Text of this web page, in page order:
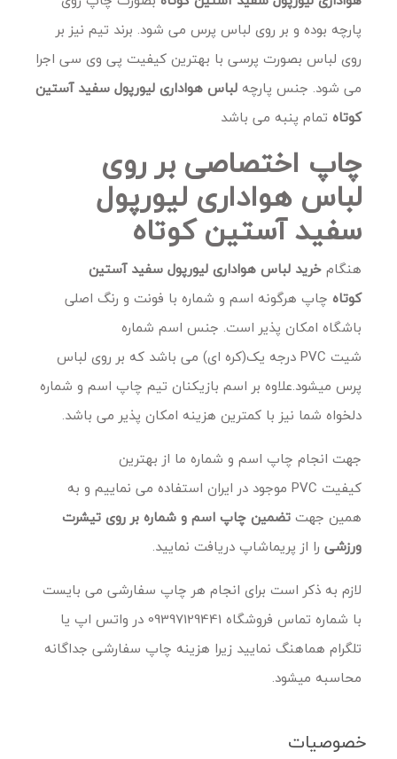
پارچه بوده و بر روی لباس پرس می شود. برند تیم نیز بر
روی لباس بصورت پرسی با بهترین کیفیت پی وی سی اجرا
می شود. جنس پارچه لباس هواداری لیورپول سفید آستین
کوتاه تمام پنبه می باشد
چاپ اختصاصی بر روی
لباس هواداری لیورپول
سفید آستین کوتاه
هنگامخرید لباس هواداری لیورپول سفید آستین
کوتاه چاپ هرگونه اسم و شماره با فونت و رنگ اصلی
باشگاه امکان پذیر است. جنس اسم شماره
شیت PVC درجه یک(کره ای) می باشد که بر روی لباس
پرس میشود.علاوه بر اسم بازیکنان تیم چاپ اسم و شماره
دلخواه شما نیز با کمترین هزینه امکان پذیر می باشد.
جهت انجام چاپ اسم و شماره ما از بهترین
کیفیت PVC موجود در ایران استفاده می نماییم و به
همین جهتتضمین چاپ اسم و شماره بر روی تیشرت
ورزشی را از پریماشاپ دریافت نمایید.
لازم به ذکر است برای انجام هر چاپ سفارشی می بایست
با شماره تماس فروشگاه 09397129441 در واتس اپ یا
تلگرام هماهنگ نمایید زیرا هزینه چاپ سفارشی جداگانه
محاسبه میشود.
خصوصیات